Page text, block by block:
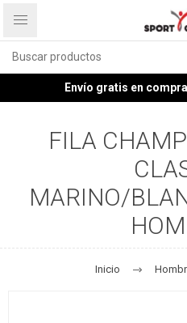
Envío gratis en
FILA
MARINO/
Inicio